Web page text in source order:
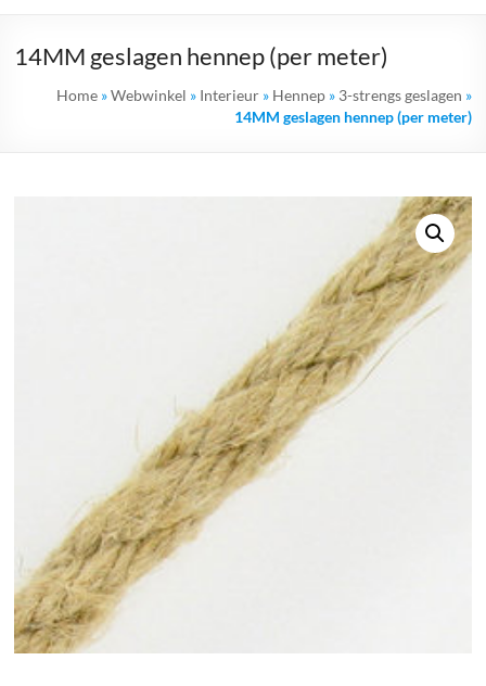
goed
advies!
14MM geslagen hennep (per meter)
Home»Webwinkel » Interieur» Hennep» 3-strengs geslagen »
14MM geslagen hennep (per meter)